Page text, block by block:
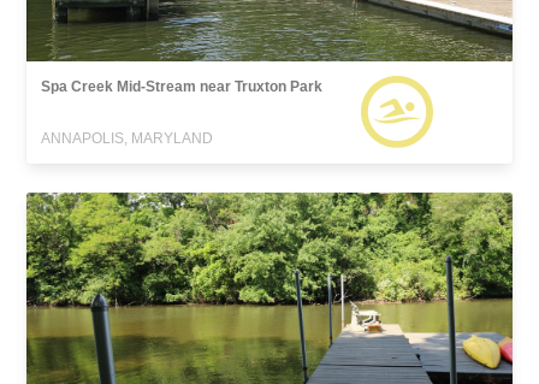
Spa Creek Mid-Stream near Truxton Park
ANNAPOLIS, MARYLAND